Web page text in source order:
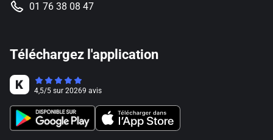
01 76 38 08 47
Téléchargez l'application
4,5/5 sur 20269 avis